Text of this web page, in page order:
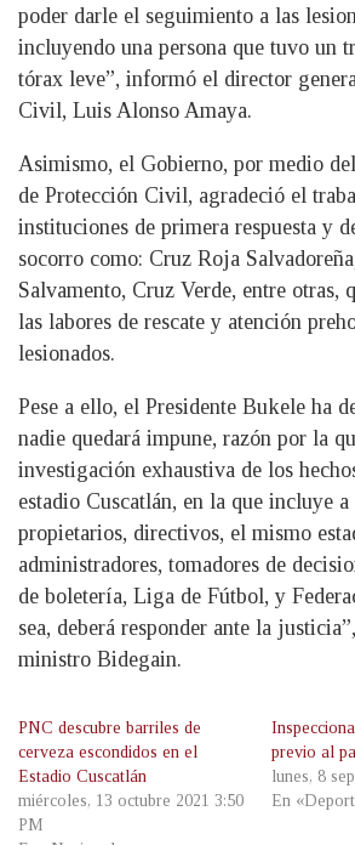
poder darle el seguimiento a las
incluyendo una persona que tuvo un
tórax leve”, informó el director
Civil, Luis Alonso Amaya.
Asimismo, el Gobierno, por medio
de Protección Civil, agradeció el
instituciones de primera respuesta y
socorro como: Cruz Roja
Salvamento, Cruz Verde, entre otras,
las labores de rescate y atención
lesionados.
Pese a ello, el Presidente Bukele ha
nadie quedará impune, razón por la
investigación exhaustiva de los
estadio Cuscatlán, en la que incluye a
propietarios, directivos, el mismo
administradores, tomadores de
de boletería, Liga de Fútbol, y
sea, deberá responder ante la
ministro Bidegain.
PNC descubre barriles de
cerveza escondidos en el
Estadio Cuscatlán
miércoles, 13 octubre 2021 3:50
PM
previo al
lunes, 8
En